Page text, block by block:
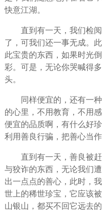
快意江湖。
直到有一天，我们检阅
了，可我们还一事无成。
此宝贵的东西，如果时光
彩。可是，无论你哭喊得
头。
同样便宜的，还有一
的心里，不用教育，不用
便宜的品质啊，有什么好
利用善良行骗，把善心当
直到有一天，善良被
与狡诈的东西，无论我们
出一点点的善心，此时，
世上的稀世珍宝，它应该
山银山，都买不回它远去的